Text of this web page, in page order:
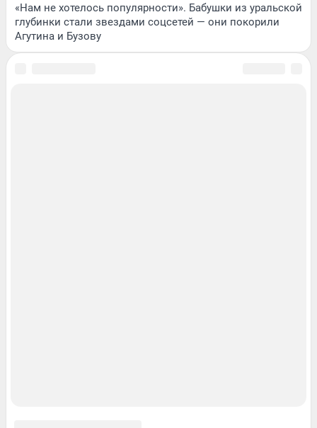
«Нам не хотелось популярности». Бабушки из уральской
глубинки стали звездами соцсетей — они покорили
Агутина и Бузову